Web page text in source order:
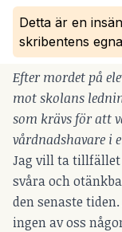
Detta är en
skribentens
Efter mordet på
mot skolans
som krävs för att
vårdnadshavare i
Jag vill ta tillfället
svåra och
den senaste
ingen av oss